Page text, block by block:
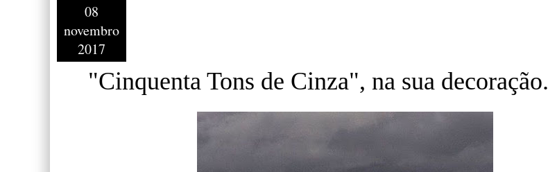
08
novembro
2017
"Cinquenta Tons de Cinza", na sua decoração.